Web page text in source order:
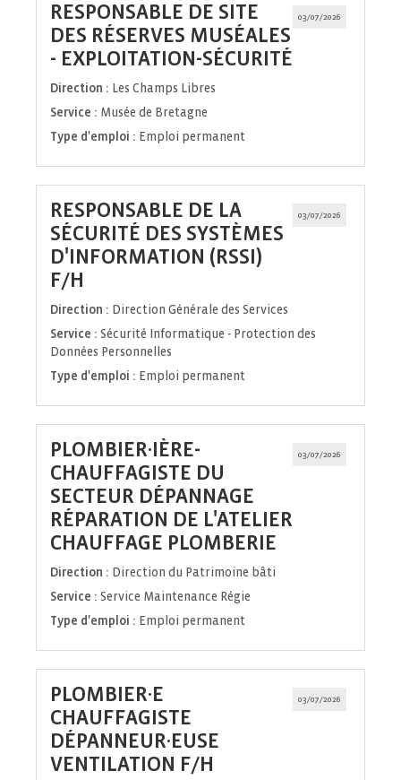
03/07/2026
RESPONSABLE DE SITE
DES RÉSERVES MUSÉALES
- EXPLOITATION-SÉCURITÉ
Direction : Les Champs Libres
Service : Musée de Bretagne
Type d'emploi : Emploi permanent
03/07/2026
RESPONSABLE DE LA
SÉCURITÉ DES SYSTÈMES
D'INFORMATION (RSSI)
F/H
fenêtre)
Direction : Direction Générale des Services
Service : Sécurité Informatique - Protection des
Données Personnelles
Type d'emploi : Emploi permanent
03/07/2026
PLOMBIER·IÈRE-
CHAUFFAGISTE DU
SECTEUR DÉPANNAGE
RÉPARATION DE L'ATELIER
CHAUFFAGE PLOMBERIE
Direction : Direction du Patrimoine bâti
Service : Service Maintenance Régie
Type d'emploi : Emploi permanent
03/07/2026
PLOMBIER·E
CHAUFFAGISTE
DÉPANNEUR·EUSE
VENTILATION F/H